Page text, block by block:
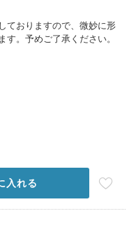
ておりますので、微妙に形
す。予めご了承ください。
入れる